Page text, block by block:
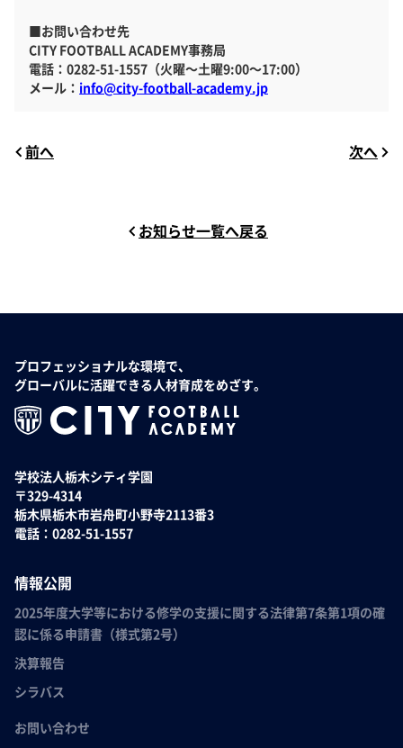
■お問い合わせ先
CITY FOOTBALL ACADEMY事務局
電話：0282-51-1557（火曜～土曜9:00～17:00）
メール： info@city-football-academy.jp
前へ 次へ
お知らせ一覧へ戻る
プロフェッショナルな環境で、
グローバルに活躍できる人材育成をめざす。
学校法人栃木シティ学園
〒329-4314
栃木県栃木市岩舟町小野寺2113番3
電話：0282-51-1557
情報公開
2025年度大学等における修学の支援に関する法律第7条第1項の確
認に係る申請書（様式第2号）
決算報告
シラバス
お問い合わせ